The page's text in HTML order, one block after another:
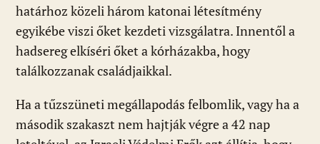
határhoz közeli három katonai létesítmény
egyikébe viszi őket kezdeti vizsgálatra. Innentől a
hadsereg elkíséri őket a kórházakba, hogy
találkozzanak családjaikkal.
Ha a tűzszüneti megállapodás felbomlik, vagy ha a
második szakaszt nem hajtják végre a 42 nap